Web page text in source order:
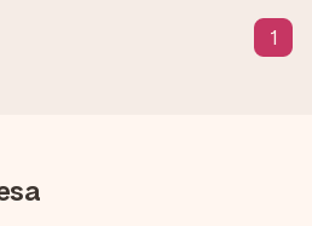
será la empresa de
entregar el regalo.
1